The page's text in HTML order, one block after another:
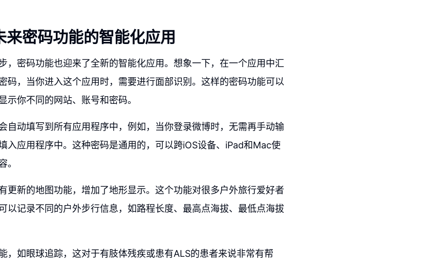
来密码功能的智能化应用
，密码功能也迎来了全新的智能化应用。想象一下，在一个应用中汇
码，当你进入这个应用时，需要进行面部识别。这样的密码功能可以
示你不同的网站、账号和密码。
自动填写到所有应用程序中，例如，当你登录微博时，无需再手动输
入应用程序中。这种密码是通用的，可以跨iOS设备、iPad和Mac使
。
更新的地图功能，增加了地形显示。这个功能对很多户外旅行爱好者
以记录不同的户外步行信息，如路程长度、最高点海拔、最低点海拔
，如眼球追踪，这对于有肢体残疾或患有ALS的患者来说非常有帮